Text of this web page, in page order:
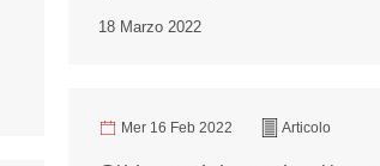
18 Marzo 2022
Mer 16 Feb 2022 Articolo